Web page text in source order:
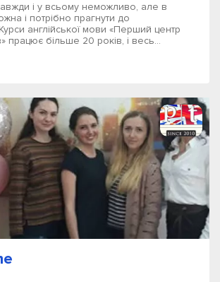
і у всьому неможливо, але в
і потрібно прагнути до
англійської мови «Перший центр
працює більше 20 років, і весь...